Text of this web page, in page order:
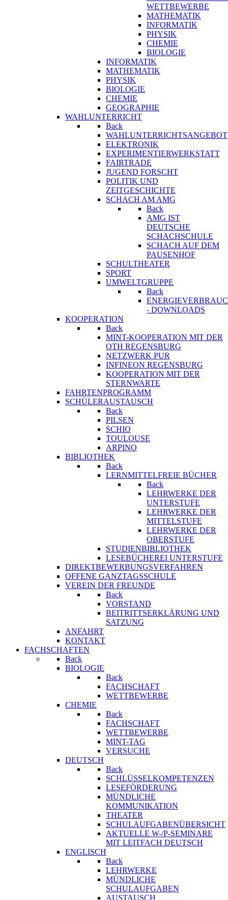
WETTBEWERBE
MATHEMATIK
INFORMATIK
PHYSIK
CHEMIE
BIOLOGIE
INFORMATIK
MATHEMATIK
PHYSIK
BIOLOGIE
CHEMIE
GEOGRAPHIE
WAHLUNTERRICHT
Back
WAHLUNTERRICHTSANGEBOT
ELEKTRONIK
EXPERIMENTIERWERKSTATT
FAIRTRADE
JUGEND FORSCHT
POLITIK UND
ZEITGESCHICHTE
SCHACH AM AMG
Back
AMG IST
DEUTSCHE
SCHACHSCHULE
SCHACH AUF DEM
PAUSENHOF
SCHULTHEATER
SPORT
UMWELTGRUPPE
Back
- DOWNLOADS
KOOPERATION
Back
MINT-KOOPERATION MIT DER
OTH REGENSBURG
NETZWERK PUR
INFINEON REGENSBURG
KOOPERATION MIT DER
STERNWARTE
FAHRTENPROGRAMM
SCHÜLERAUSTAUSCH
Back
PILSEN
SCHIO
TOULOUSE
ARPINO
BIBLIOTHEK
Back
LERNMITTELFREIE BÜCHER
Back
LEHRWERKE DER
UNTERSTUFE
LEHRWERKE DER
MITTELSTUFE
LEHRWERKE DER
OBERSTUFE
STUDIENBIBLIOTHEK
LESEBÜCHEREI UNTERSTUFE
DIREKTBEWERBUNGSVERFAHREN
OFFENE GANZTAGSSCHULE
VEREIN DER FREUNDE
Back
VORSTAND
BEITRITTSERKLÄRUNG UND
SATZUNG
ANFAHRT
KONTAKT
FACHSCHAFTEN
Back
BIOLOGIE
Back
FACHSCHAFT
WETTBEWERBE
CHEMIE
Back
FACHSCHAFT
WETTBEWERBE
MINT-TAG
VERSUCHE
DEUTSCH
Back
SCHLÜSSELKOMPETENZEN
LESEFÖRDERUNG
MÜNDLICHE
KOMMUNIKATION
THEATER
SCHULAUFGABENÜBERSICHT
AKTUELLE W-/P-SEMINARE
MIT LEITFACH DEUTSCH
ENGLISCH
Back
LEHRWERKE
MÜNDLICHE
SCHULAUFGABEN
AUSTAUSCH